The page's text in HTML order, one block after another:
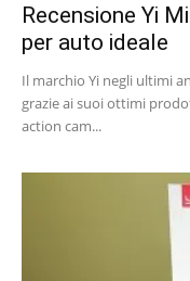
Recensione Yi
per auto ideale
Il marchio Yi negli ultimi
grazie ai suoi ottimi
action cam...